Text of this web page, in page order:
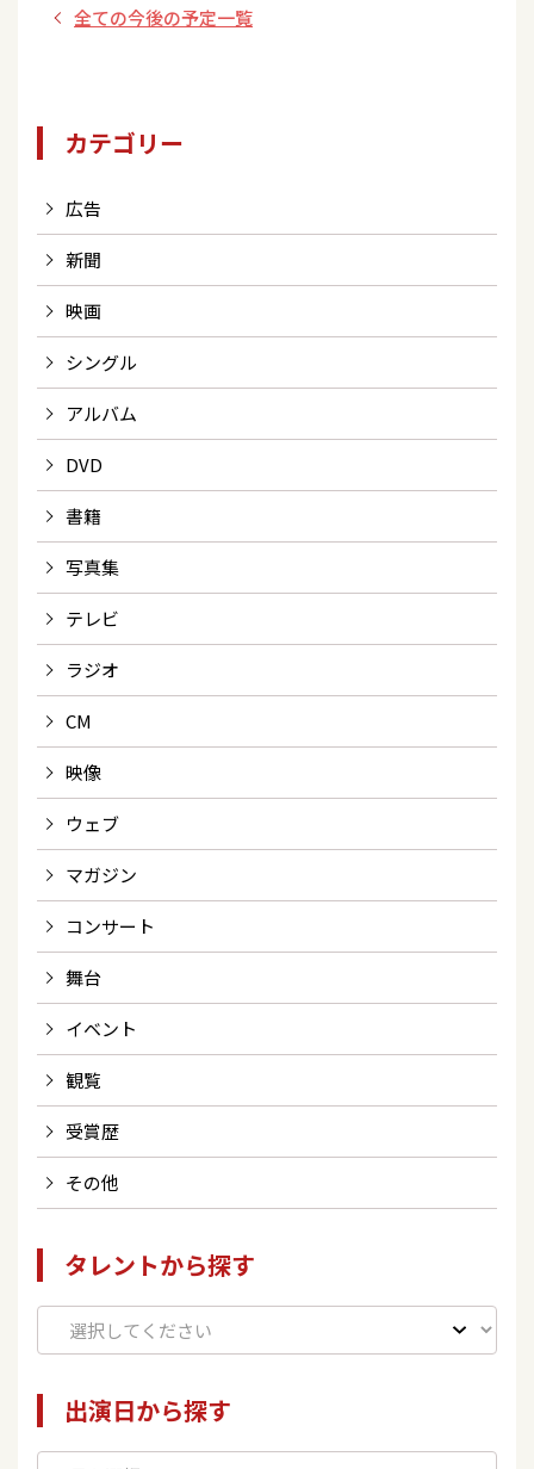
全ての今後の予定一覧
カテゴリー
広告
新聞
映画
シングル
アルバム
DVD
書籍
写真集
テレビ
ラジオ
CM
映像
ウェブ
マガジン
コンサート
舞台
イベント
観覧
受賞歴
その他
タレントから探す
出演日から探す